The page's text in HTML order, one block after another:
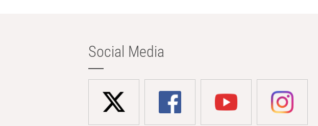
Social Media